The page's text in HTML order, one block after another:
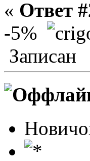
« Ответ
-5%
Записан